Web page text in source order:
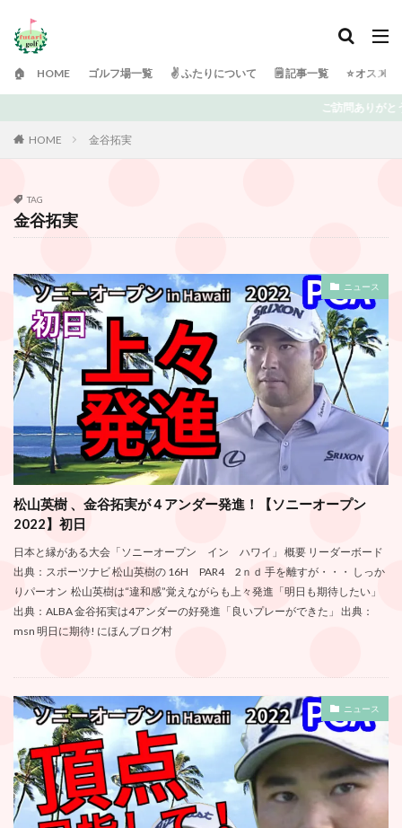
🏠 HOME ゴルフ場一覧 ✌️ ふたりについて 🗒 記事一覧 ⭐️ オスス
ご訪問ありがとうございます！ 日々ゴルフで頭がいっぱ
HOME 金谷拓実
TAG
金谷拓実
ニュース
松山英樹 、金谷拓実が４アンダー発進！【ソニーオープン
2022】初日
日本と縁がある大会「ソニーオープン イン ハワイ」 概要 リーダーボード
出典：スポーツナビ 松山英樹の 16H PAR4 2ｎｄ 手を離すが・・・ しっか
りパーオン 松山英樹は“違和感”覚えながらも上々発進「明日も期待したい」
出典：ALBA 金谷拓実は4アンダーの好発進「良いプレーができた」 出典：
msn 明日に期待! にほんブログ村
ニュース